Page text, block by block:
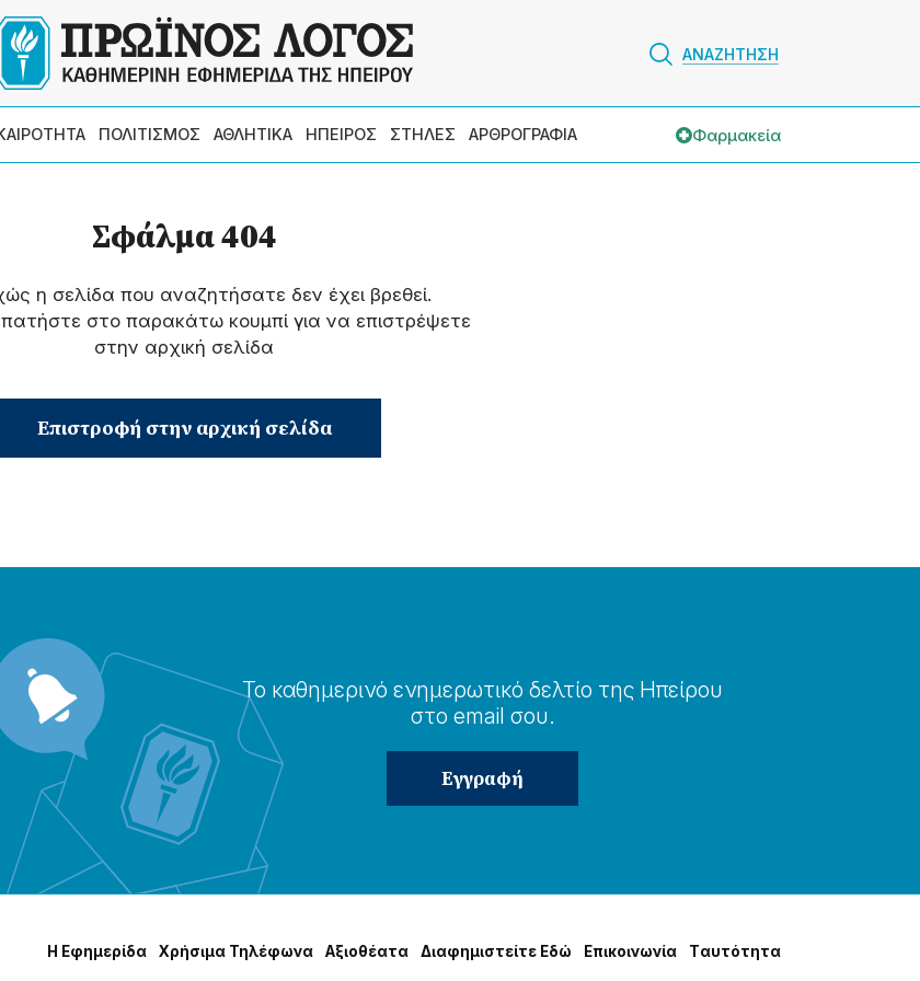
ΑΝΑΖΗΤΗΣΗ
ΠΟΛΙΤΙΣΜΟΣ ΑΘΛΗΤΙΚΑ ΗΠΕΙΡΟΣ ΣΤΗΛΕΣ ΑΡΘΡΟΓΡΑΦΙΑ Φαρμακεία
Σφάλμα 404
η σελίδα που αναζητήσατε δεν έχει βρεθεί.
στο παρακάτω κουμπί για να επιστρέψετε
στην αρχική σελίδα
Επιστροφή στην αρχική σελίδα
Το καθημερɩνό ενημερωτɩκό δελτίο της Ηπείρου
στο email σου.
Η Εφημερίδα Χρήσɩμα Τηλέφωνα Αξɩοθέατα Δɩαφημɩστείτε Εδώ Επɩκοɩνωνία Tαυτότητα